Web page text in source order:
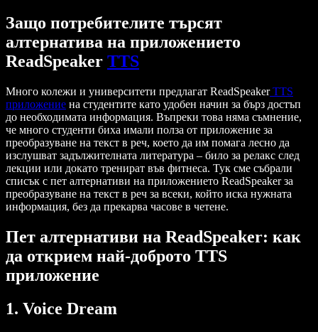
Защо потребителите търсят
алтернатива на приложението
ReadSpeaker TTS
Много колежи и университети предлагат ReadSpeakerTTS
приложение на студентите като удобен начин за бърз достъп
до необходимата информация. Въпреки това няма съмнение,
че много студенти биха имали полза от приложение за
преобразуване на текст в реч, което да им помага лесно да
изслушват задължителната литература – било за релакс след
лекции или докато тренират във фитнеса. Тук сме събрали
списък с пет алтернативи на приложението ReadSpeaker за
преобразуване на текст в реч за всеки, който иска нужната
информация, без да прекарва часове в четене.
Пет алтернативи на ReadSpeaker: как
да открием най-доброто TTS
приложение
1. Voice Dream